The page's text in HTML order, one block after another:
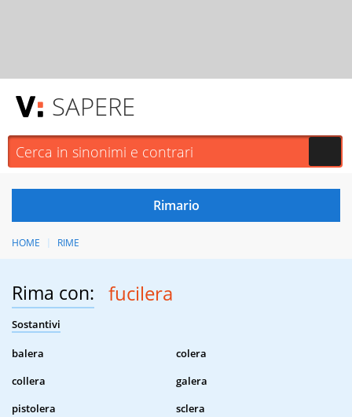
SAPERE
HOME RIME
Rima con: fucilera
Sostantivi
balera
colera
collera
galera
pistolera
sclera